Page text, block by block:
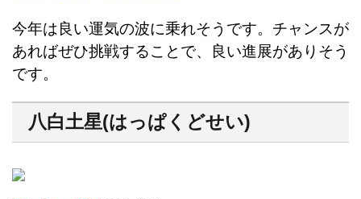
今年は良い運気の波に乗れそうです。チャンスが
あればぜひ挑戦することで、良い進展がありそう
です。
八白土星(はっぱくどせい)